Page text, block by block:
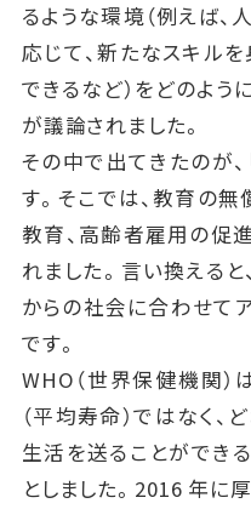
るような環境（例えば
応じて、新たなスキル
できるなど）をどのよう
が議論されました。
その中で出てきたのが、
す。そこでは、教育の無
教育、高齢者雇用の促
れました。言い換える
からの社会に合わせて
です。
WHO（世界保健機関）
（平均寿命）ではなく
生活を送ることができ
としました。2016 年に